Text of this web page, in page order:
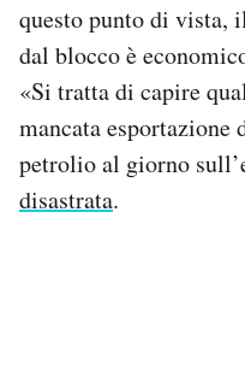
questo punto di vista,
dal blocco è
«Si tratta di capire
mancata
petrolio al giorno
disastrata.